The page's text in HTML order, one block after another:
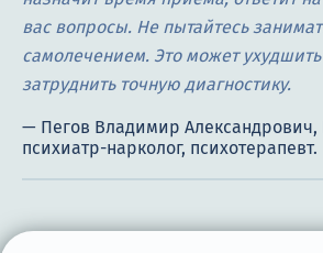
вас вопросы. Не пытайтесь
самолечением. Это может
затруднить точную диагностику.